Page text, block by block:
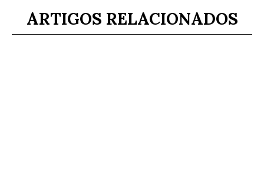
ARTIGOS RELACIONADOS